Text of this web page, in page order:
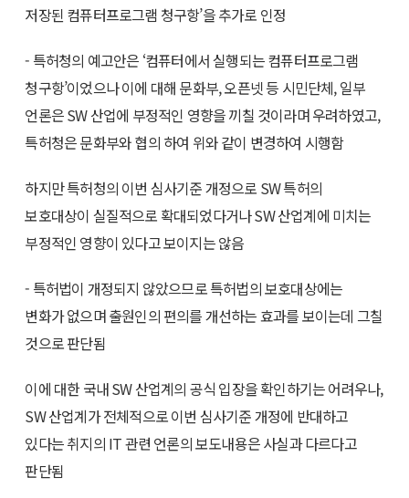
저장된 컴퓨터프로그램 청구항’을 추가로 인정
- 특허청의 예고안은 ‘컴퓨터에서 실행되는 컴퓨터프로그램
청구항’이었으나 이에 대해 문화부, 오픈넷 등 시민단체, 일부
언론은 SW 산업에 부정적인 영향을 끼칠 것이라며 우려하였고,
특허청은 문화부와 협의 하여 위와 같이 변경하여 시행함
하지만 특허청의 이번 심사기준 개정으로 SW 특허의
보호대상이 실질적으로 확대되었다거나 SW 산업계에 미치는
부정적인 영향이 있다고 보이지는 않음
- 특허법이 개정되지 않았으므로 특허법의 보호대상에는
변화가 없으며 출원인의 편의를 개선하는 효과를 보이는데 그칠
것으로 판단됨
이에 대한 국내 SW 산업계의 공식 입장을 확인하기는 어려우나,
SW 산업계가 전체적으로 이번 심사기준 개정에 반대하고
있다는 취지의 IT 관련 언론의 보도내용은 사실과 다르다고
판단됨